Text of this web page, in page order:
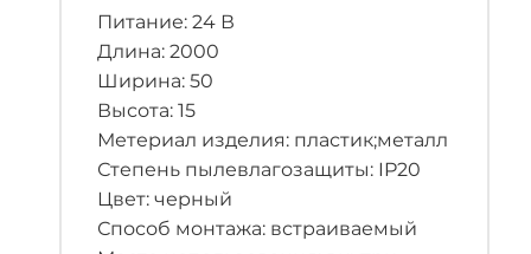
Питание: 24 В
Длина: 2000
Ширина: 50
Высота: 15
Метериал изделия: пластик;металл
Степень пылевлагозащиты: IP20
Цвет: черный
Способ монтажа: встраиваемый